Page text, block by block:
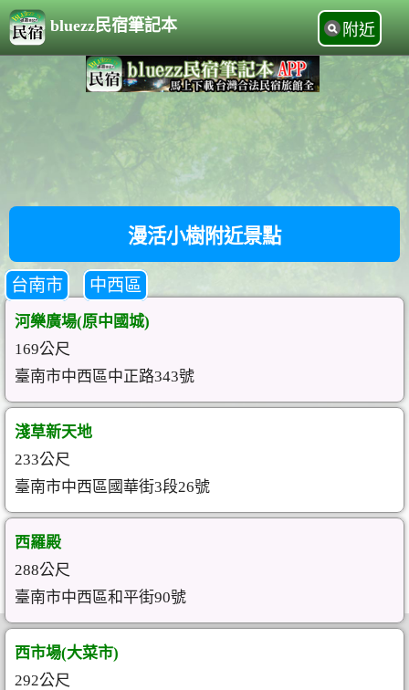
bluezz民宿筆記本 附近
漫活小樹附近景點
台南市 中西區
河樂廣場(原中國城)
169公尺
臺南市中西區中正路343號
淺草新天地
233公尺
臺南市中西區國華街3段26號
西羅殿
288公尺
臺南市中西區和平街90號
西市場(大菜市)
292公尺